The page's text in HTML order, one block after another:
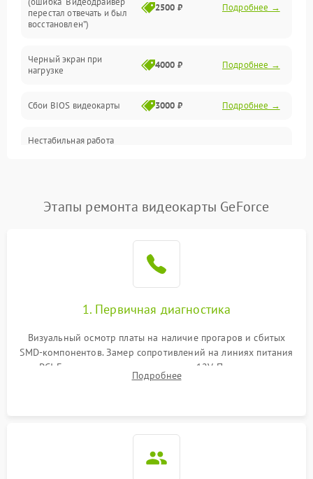
Интерфейсные и коммуникационные проблемы
Электропитание
ПО
Электронные компоненты
Общие поломки
Механические повреждения
перестал отвечать и был
восстановлен”)
2500 ₽ Подробнее →
Черный экран при
нагрузке
4000 ₽ Подробнее →
Сбои BIOS видеокарты 3000 ₽ Подробнее →
Нестабильная работа
Этапы ремонта видеокарты GeForce
1. Первичная диагностика
Визуальный осмотр платы на наличие прогаров и сбитых
SMD-компонентов. Замер сопротивлений на линиях питания
PCI-E и дополнительных разъемах 12V. Проверка на
короткое замыкание основных дросселей питания GPU и
Подробнее